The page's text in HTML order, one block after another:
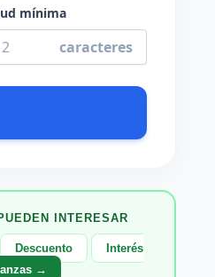
mínima
caracteres
INTERESAR
Descuento
Interés
→